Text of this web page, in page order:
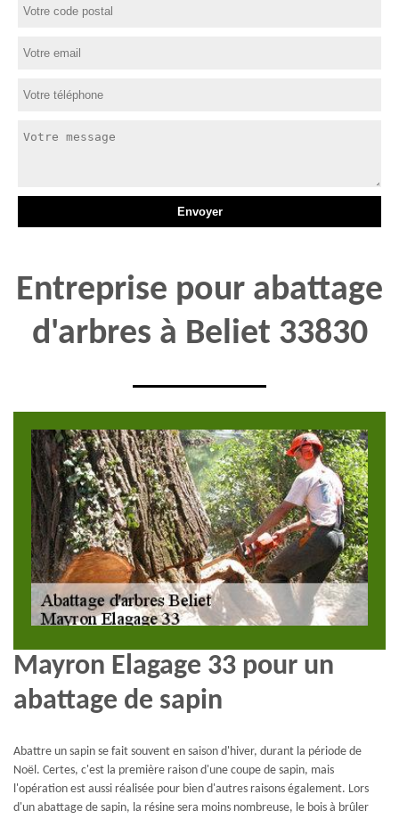
Entreprise pour abattage
d'arbres à Beliet 33830
Mayron Elagage 33 pour un
abattage de sapin
Abattre un sapin se fait souvent en saison d'hiver, durant la période de
Noël. Certes, c'est la première raison d'une coupe de sapin, mais
l'opération est aussi réalisée pour bien d'autres raisons également. Lors
d'un abattage de sapin, la résine sera moins nombreuse, le bois à brûler